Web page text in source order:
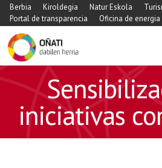
Berbia Kiroldegia Natur Eskola
Portal de transparencia
Oficina de energia
iniciativas